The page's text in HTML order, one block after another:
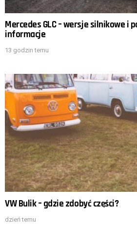
Mercedes GLC – wersje silnikowe i
informacje
13 godzin temu
VW Bulik – gdzie zdobyć części?
dzień temu